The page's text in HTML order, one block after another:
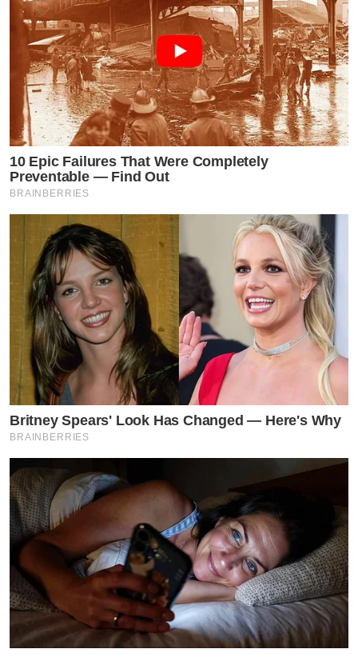
10 Epic Failures That Were Completely
Preventable — Find Out
BRAINBERRIES
Britney Spears' Look Has Changed — Here's Why
BRAINBERRIES